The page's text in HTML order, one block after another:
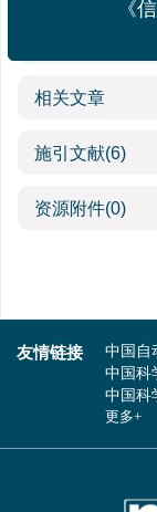
相关文章
施引文献(6)
资源附件(0)
友情链接 中国自
中国科
中国科
更多+
《